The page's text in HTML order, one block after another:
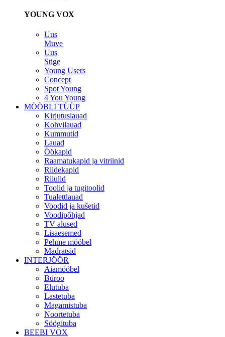
YOUNG VOX
Uus
Muve
Uus
Stige
Young Users
Concept
Spot Young
4 You Young
MÖÖBLI TÜÜP
Kirjutuslauad
Kohvilauad
Kummutid
Lauad
Öökapid
Raamatukapid ja vitriinid
Riidekapid
Riiulid
Toolid ja tugitoolid
Tualettlauad
Voodid ja kušetid
Voodipõhjad
TV alused
Lisaesemed
Pehme mööbel
Madratsid
INTERJÖÖR
Aiamööbel
Büroo
Elutuba
Lastetuba
Magamistuba
Noortetuba
Söögituba
BEEBI VOX